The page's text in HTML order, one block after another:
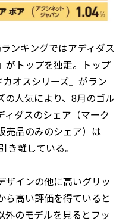
ンキングではアディダス
がトップを独走。トップ
オスシリーズ』がラン
の人気により、8月のゴル
ィダスのシェア（マーク
売品のみのシェア）は
離している。
ザインの他に高いグリッ
ら高い評価を得ていると
外のモデルを見るとフッ